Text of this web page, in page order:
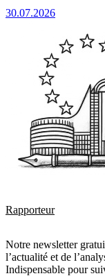
30.07.2026
Rapporteur
Notre newsletter
l’actualité et de
Indispensable pour